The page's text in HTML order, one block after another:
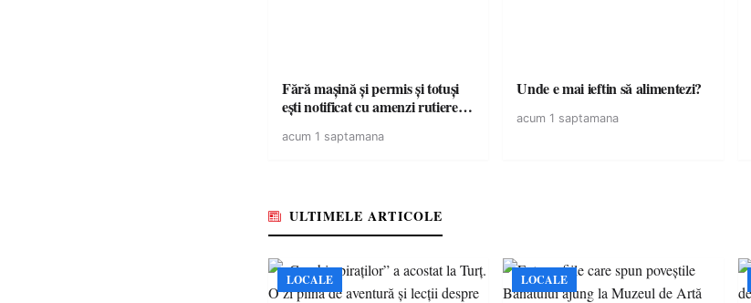
Fără mașină și permis și totuși
ești notificat cu amenzi rutiere…
acum 1 saptamana
Unde e mai ieftin să alimentezi?
acum 1 saptamana
ULTIMELE ARTICOLE
LOCALE LOCALE